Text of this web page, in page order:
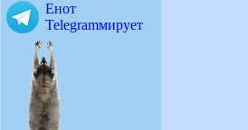
Енот
Telegramмирует